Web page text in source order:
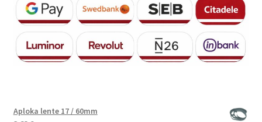
Aploka lente 17 / 60mm